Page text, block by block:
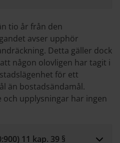
tio år från den
avser upphör
Detta gäller dock
någon olovligen har tagit i
för ett
än bostadsändamål.
upplysningar har ingen
11 kap. 39 §